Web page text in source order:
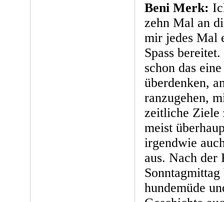
Beni Merk:
zehn Mal an
mir jedes Mal
Spass
schon das
überdenken,
ranzugehen,
zeitliche Ziele
meist
irgendwie
aus. Nach der
hundemüde